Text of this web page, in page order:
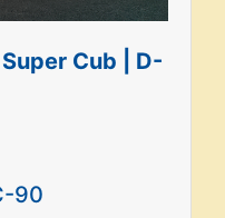
Cub | D-
90